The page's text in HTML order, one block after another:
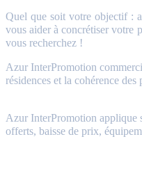
Quel que soit votre objectif :
vous aider à concrétiser votre
vous recherchez !
Azur InterPromotion
résidences et la cohérence des
Azur InterPromotion applique
offerts, baisse de prix,